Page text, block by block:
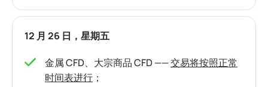
12 月 26 日，星期五
金属 CFD、大宗商品 CFD ——交易将按照正常
时间表进行 ；